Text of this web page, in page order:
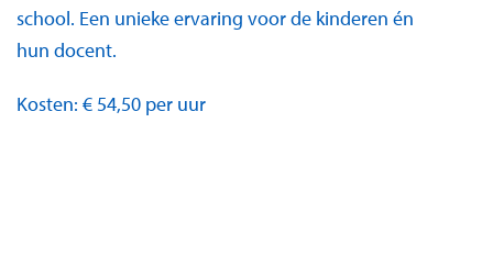
school. Een unieke ervaring voor de kinderen én
hun docent.
Kosten: € 54,50 per uur